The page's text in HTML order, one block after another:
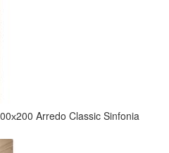
Arredo Classic Sinfonia